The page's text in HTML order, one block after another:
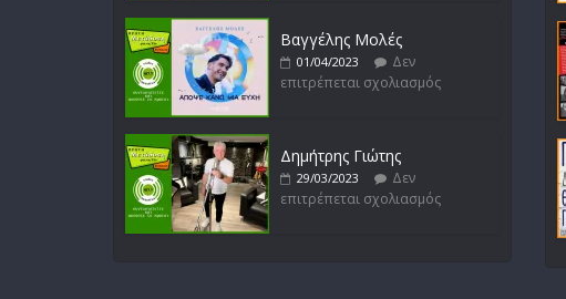
Βαγγέλης Μολές
01/04/2023
Δεν
επιτρέπεται σχολιασμός
Δημήτρης Γιώτης
29/03/2023
Δεν
επιτρέπεται σχολιασμός